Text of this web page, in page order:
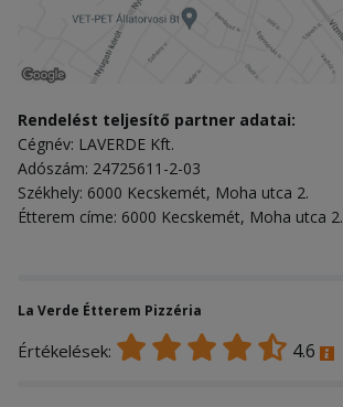
Rendelést teljesítő partner adatai:
Cégnév: LAVERDE Kft.
Adószám: 24725611-2-03
Székhely: 6000 Kecskemét, Moha utca 2.
Étterem címe: 6000 Kecskemét, Moha utca 2.
La Verde Étterem Pizzéria
Értékelések: 4.6